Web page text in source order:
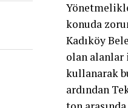
konuda
Kadıköy
olan alanlar
kullanarak
ardından